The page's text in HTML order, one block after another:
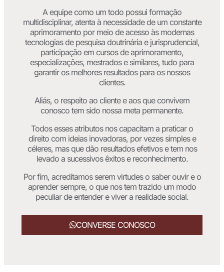
A equipe como um todo possui formação
multidisciplinar, atenta à necessidade de um constante
aprimoramento por meio de acesso às modernas
tecnologias de pesquisa doutrinária e jurisprudencial,
participação em cursos de aprimoramento,
especializações, mestrados e similares, tudo para
garantir os melhores resultados para os nossos
clientes.
Aliás, o respeito ao cliente e aos que convivem
conosco tem sido nossa meta permanente.
Todos esses atributos nos capacitam a praticar o
direito com ideias inovadoras, por vezes simples e
céleres, mas que dão resultados efetivos e tem nos
levado a sucessivos êxitos e reconhecimento.
Por fim, acreditamos serem virtudes o saber ouvir e o
aprender sempre, o que nos tem trazido um modo
peculiar de entender e viver a realidade social.
CONVERSE CONOSCO